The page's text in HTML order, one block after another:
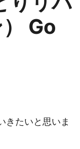
Go
きたいと思いま